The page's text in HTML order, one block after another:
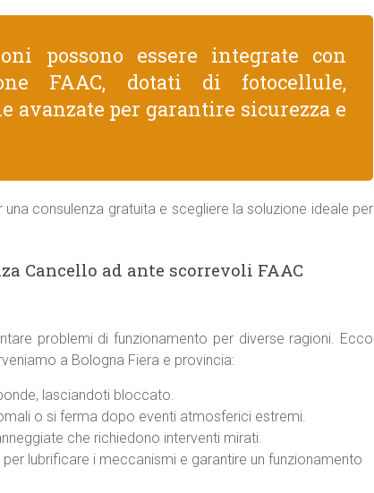
possono essere integrate con
FAAC, dotati di fotocellule,
avanzate per garantire sicurezza e
una consulenza gratuita e scegliere la soluzione ideale per
Cancello ad ante scorrevoli FAAC
problemi di funzionamento per diverse ragioni. Ecco
a Bologna Fiera e provincia:
lasciandoti bloccato.
o si ferma dopo eventi atmosferici estremi.
che richiedono interventi mirati.
lubrificare i meccanismi e garantire un funzionamento